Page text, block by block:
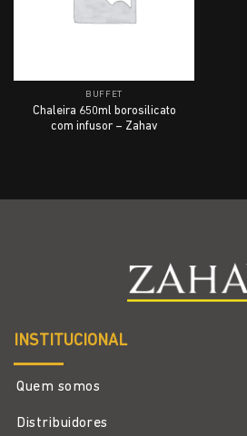
BUFFET
Chaleira 650ml borosilicato
com infusor – Zahav
INSTITUCIONAL
Quem somos
Distribuidores